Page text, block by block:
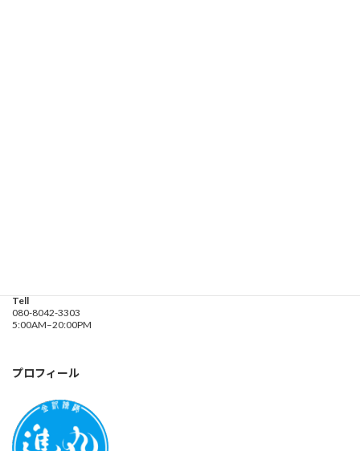
Tell
080-8042-3303
5:00AM–20:00PM
プロフィール